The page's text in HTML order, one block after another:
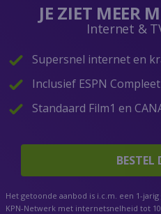
JE ZIET MEER
Internet &
Supersnel internet en
Inclusief ESPN Compleet
Standaard Film1 en
BESTEL
Het getoonde aanbod is i.c.m. een 1-
KPN-Netwerk met internetsnelheid tot